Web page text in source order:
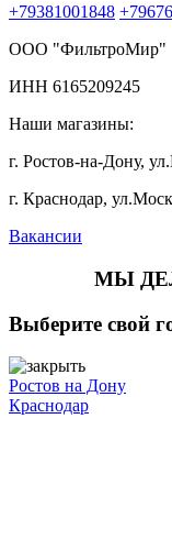
+79381001848
ООО "ФильтроМир"
ИНН 6165209245
Наши магазины:
г. Ростов-на-Дону,
г. Краснодар,
Вакансии
МЫ
Выберите свой
Ростов на Дону
Краснодар